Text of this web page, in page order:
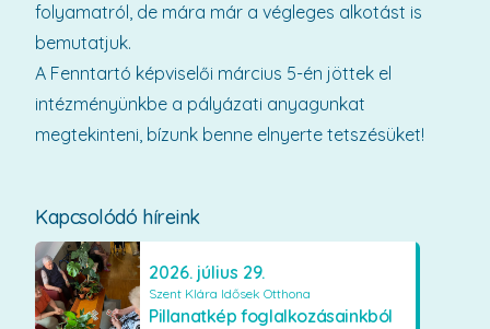
Kapcsolódó híreink
2026. július 29.
Szent Klára Idősek Otthona
Pillanatkép foglalkozásainkból
folyamatról, de mára már a végleges alkotást is
bemutatjuk.
A Fenntartó képviselői március 5-én jöttek el
intézményünkbe a pályázati anyagunkat
megtekinteni, bízunk benne elnyerte tetszésüket!